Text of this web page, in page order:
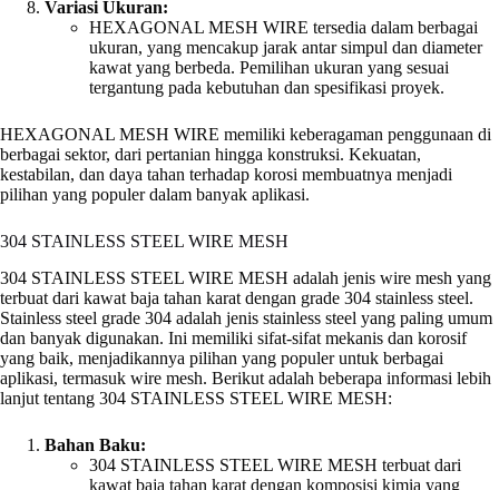
Variasi Ukuran:
HEXAGONAL MESH WIRE tersedia dalam berbagai
ukuran, yang mencakup jarak antar simpul dan diameter
kawat yang berbeda. Pemilihan ukuran yang sesuai
tergantung pada kebutuhan dan spesifikasi proyek.
HEXAGONAL MESH WIRE memiliki keberagaman penggunaan di
berbagai sektor, dari pertanian hingga konstruksi. Kekuatan,
kestabilan, dan daya tahan terhadap korosi membuatnya menjadi
pilihan yang populer dalam banyak aplikasi.
304 STAINLESS STEEL WIRE MESH
304 STAINLESS STEEL WIRE MESH adalah jenis wire mesh yang
terbuat dari kawat baja tahan karat dengan grade 304 stainless steel.
Stainless steel grade 304 adalah jenis stainless steel yang paling umum
dan banyak digunakan. Ini memiliki sifat-sifat mekanis dan korosif
yang baik, menjadikannya pilihan yang populer untuk berbagai
aplikasi, termasuk wire mesh. Berikut adalah beberapa informasi lebih
lanjut tentang 304 STAINLESS STEEL WIRE MESH:
Bahan Baku:
304 STAINLESS STEEL WIRE MESH terbuat dari
kawat baja tahan karat dengan komposisi kimia yang